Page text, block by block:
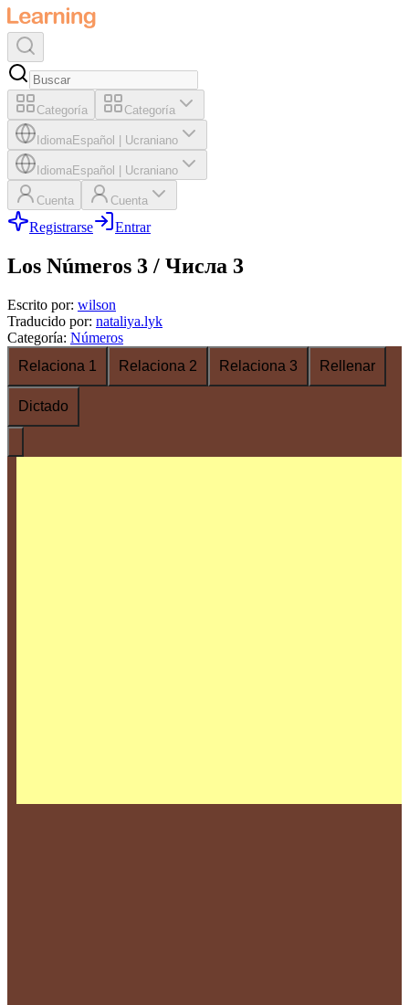
Categoría Categoría
IdiomaEspañol Ucraniano
IdiomaEspañol Ucraniano
Cuenta Cuenta
Registrarse Entrar
Los Números 3 / Числа 3
Escrito por: wilson
Traducido por: nataliya.lyk
Categoría: Números
Relaciona 1
Relaciona 2 Relaciona 3 Rellenar
Dictado